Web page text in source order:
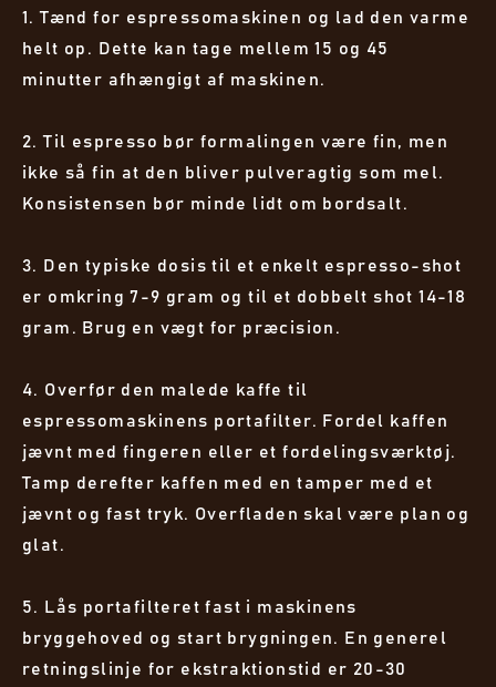
1. Tænd for espressomaskinen og lad den varme
helt op. Dette kan tage mellem 15 og 45
minutter afhængigt af maskinen.
2. Til espresso bør formalingen være fin, men
ikke så fin at den bliver pulveragtig som mel.
Konsistensen bør minde lidt om bordsalt.
3. Den typiske dosis til et enkelt espresso-shot
er omkring 7-9 gram og til et dobbelt shot 14-18
gram. Brug en vægt for præcision.
4. Overfør den malede kaffe til
espressomaskinens portafilter. Fordel kaffen
jævnt med fingeren eller et fordelingsværktøj.
Tamp derefter kaffen med en tamper med et
jævnt og fast tryk. Overfladen skal være plan og
glat.
5. Lås portafilteret fast i maskinens
bryggehoved og start brygningen. En generel
retningslinje for ekstraktionstid er 20-30